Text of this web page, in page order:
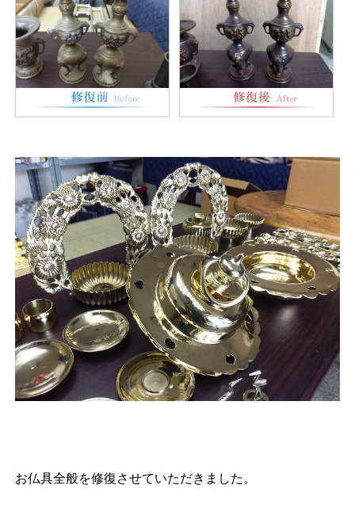
お仏具全般を修復させていただきました。